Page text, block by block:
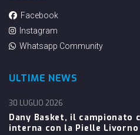
Facebook
Instagram
Whatsapp Community
ULTIME NEWS
Dany Basket, il campionato
interna con la Pielle Livorno
30 LUGLIO 2026